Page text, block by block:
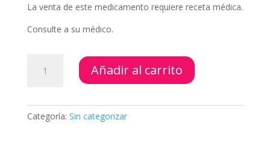
La venta de este medicamento requiere receta médica.
Consulte a su médico.
Añadir al carrito
Categoría: Sin categorizar